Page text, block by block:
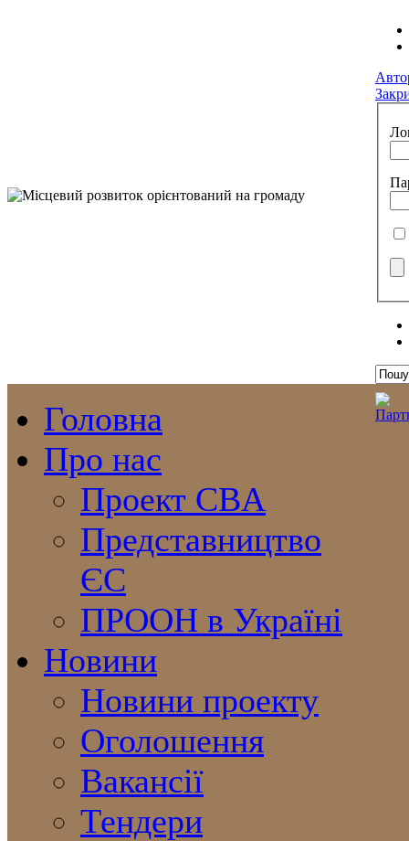
Головна
Про нас
Проект CBA
Представництво
ЄС
ПРООН в Україні
Новини
Новини проекту
Оголошення
Вакансії
Тендери